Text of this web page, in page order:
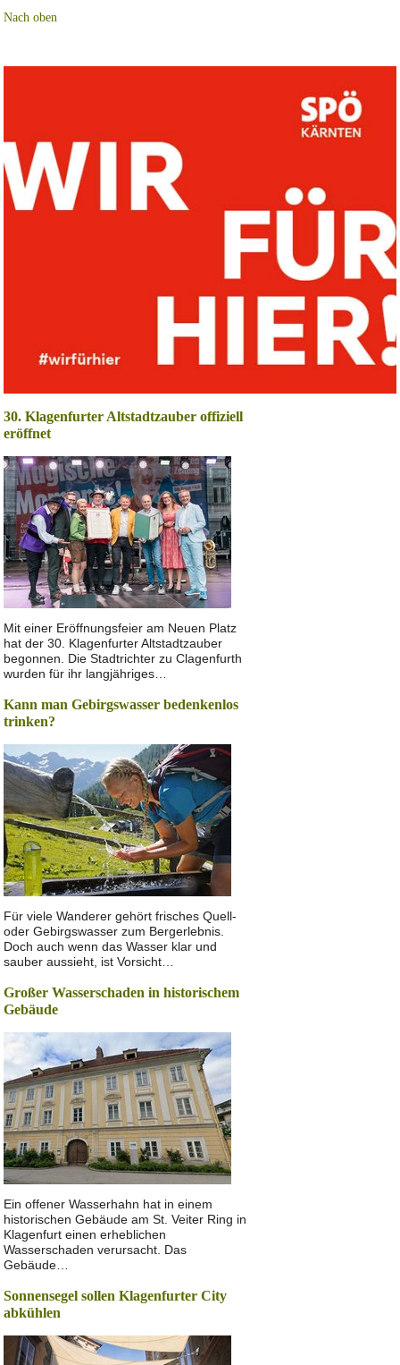
Nach oben
30. Klagenfurter Altstadtzauber offiziell
eröffnet
Mit einer Eröffnungsfeier am Neuen Platz
hat der 30. Klagenfurter Altstadtzauber
begonnen. Die Stadtrichter zu Clagenfurth
wurden für ihr langjähriges…
Kann man Gebirgswasser bedenkenlos
trinken?
Für viele Wanderer gehört frisches Quell-
oder Gebirgswasser zum Bergerlebnis.
Doch auch wenn das Wasser klar und
sauber aussieht, ist Vorsicht…
Großer Wasserschaden in historischem
Gebäude
Ein offener Wasserhahn hat in einem
historischen Gebäude am St. Veiter Ring in
Klagenfurt einen erheblichen
Wasserschaden verursacht. Das
Gebäude…
Sonnensegel sollen Klagenfurter City
abkühlen